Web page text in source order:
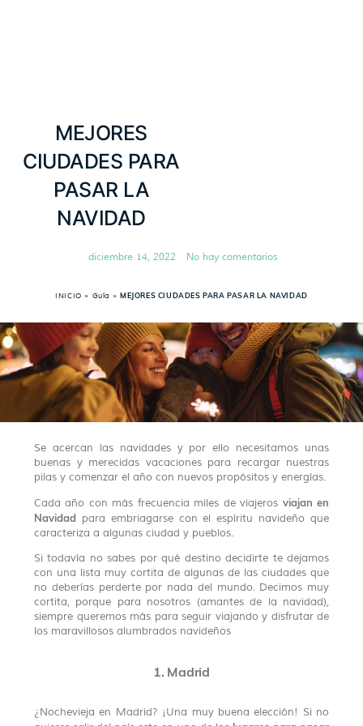
MEJORES
CIUDADES PARA
PASAR LA
NAVIDAD
diciembre 14, 2022 No hay comentarios
INICIO » Guía » MEJORES CIUDADES PARA PASAR LA NAVIDAD
Se acercan las navidades y por ello necesitamos unas
buenas y merecidas vacaciones para recargar nuestras
pilas y comenzar el año con nuevos propósitos y energías.
Cada año con más frecuencia miles de viajeros viajan en
Navidad para embriagarse con el espíritu navideño que
caracteriza a algunas ciudad y pueblos.
Si todavía no sabes por qué destino decidirte te dejamos
con una lista muy cortita de algunas de las ciudades que
no deberías perderte por nada del mundo. Decimos muy
cortita, porque para nosotros (amantes de la navidad),
siempre queremos más para seguir viajando y disfrutar de
los maravillosos alumbrados navideños
1. Madrid
¿Nochevieja en Madrid? ¡Una muy buena elección! Si no